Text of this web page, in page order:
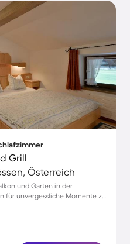
Grill
Österreich
und Garten in der
für unvergessliche Momente zu